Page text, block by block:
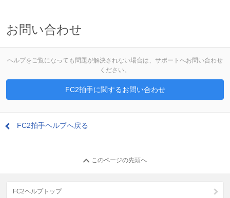
お問い合わせ
ヘルプをご覧になっても問題が解決されない場合は、サポートへお問い合わせ
ください。
FC2拍手に関するお問い合わせ
FC2拍手ヘルプへ戻る
このページの先頭へ
FC2ヘルプトップ